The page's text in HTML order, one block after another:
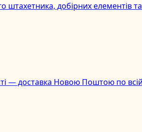
добірних елементів та
— доставка Новою Поштою по всій